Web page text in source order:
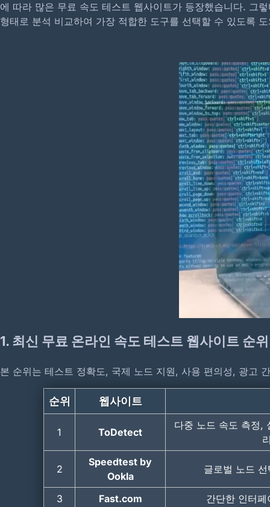
에 따라 많은 무료 속도 테스트 웹사이트가 등장했습니다. 그
형태로 분석 비교하여 가장 적합한 도구를 선택할 수 있도록
1. 최신 무료 온라인 속도 테스트 웹사이트 순
본 순위는 테스트 정확도, 국제 노드 지원, 사용 편의성, 광고
순위 웹사이트
1 ToDetect
다중 노드 속도 측정,
2
Speedtest by
Ookla
글로벌 노드
3 Fast.com 간단한 인터